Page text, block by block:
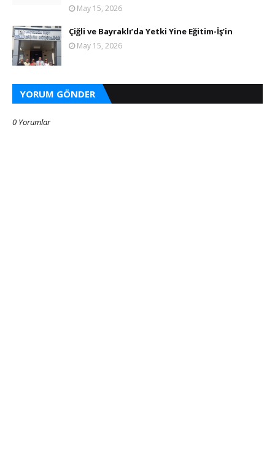
May 15, 2026
Çiğli ve Bayraklı’da Yetki Yine Eğitim-İş’in
May 15, 2026
YORUM GÖNDER
0 Yorumlar